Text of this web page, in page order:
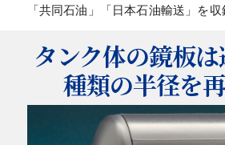
「共同石油」「日本石油輸送」を収
タンク体の鏡板
種類の半径を